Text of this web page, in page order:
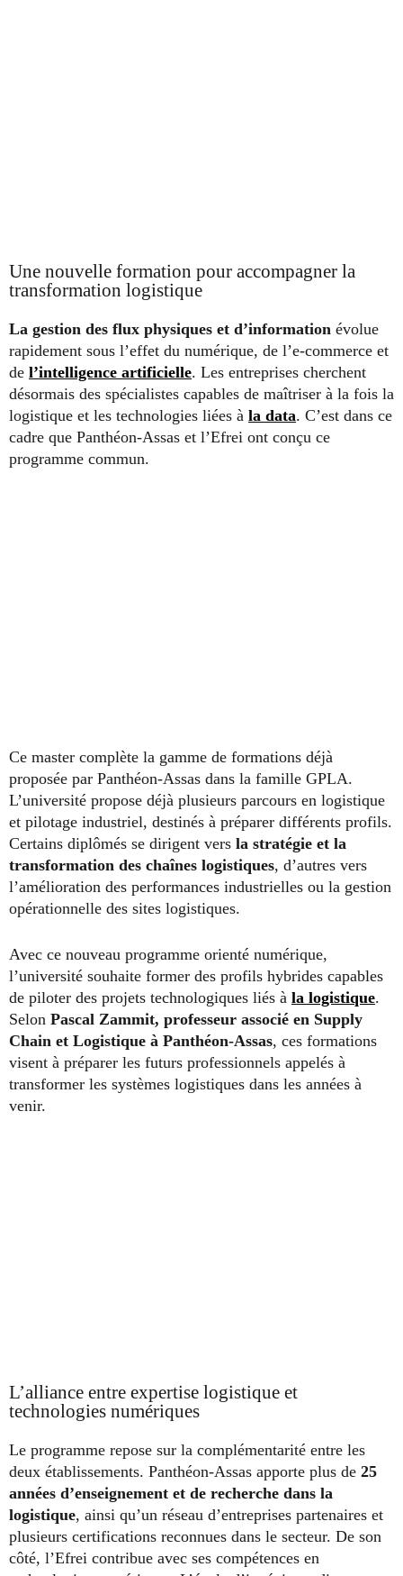
Une nouvelle formation pour accompagner la
transformation logistique
La gestion des flux physiques et d’information évolue
rapidement sous l’effet du numérique, de l’e-commerce et
de l’intelligence artificielle. Les entreprises cherchent
désormais des spécialistes capables de maîtriser à la fois la
logistique et les technologies liées à la data. C’est dans ce
cadre que Panthéon-Assas et l’Efrei ont conçu ce
programme commun.
Ce master complète la gamme de formations déjà
proposée par Panthéon-Assas dans la famille GPLA.
L’université propose déjà plusieurs parcours en logistique
et pilotage industriel, destinés à préparer différents profils.
Certains diplômés se dirigent vers la stratégie et la
transformation des chaînes logistiques, d’autres vers
l’amélioration des performances industrielles ou la gestion
opérationnelle des sites logistiques.
Avec ce nouveau programme orienté numérique,
l’université souhaite former des profils hybrides capables
de piloter des projets technologiques liés à la logistique.
Selon Pascal Zammit, professeur associé en Supply
Chain et Logistique à Panthéon-Assas, ces formations
visent à préparer les futurs professionnels appelés à
transformer les systèmes logistiques dans les années à
venir.
L’alliance entre expertise logistique et
technologies numériques
Le programme repose sur la complémentarité entre les
deux établissements. Panthéon-Assas apporte plus de 25
années d’enseignement et de recherche dans la
logistique, ainsi qu’un réseau d’entreprises partenaires et
plusieurs certifications reconnues dans le secteur. De son
côté, l’Efrei contribue avec ses compétences en